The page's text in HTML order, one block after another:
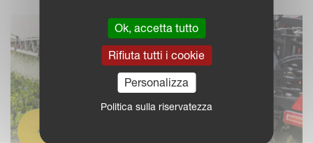
Ok, accetta tutto
Rifiuta tutti i cookie
Personalizza
Politica sulla riservatezza